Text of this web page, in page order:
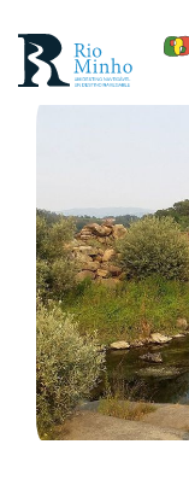
contido
principal